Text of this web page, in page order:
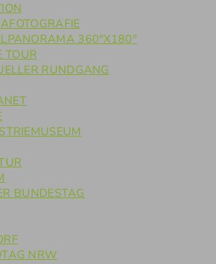
360°X180°
TOUR
RUNDGANG
BUNDESTAG
NRW